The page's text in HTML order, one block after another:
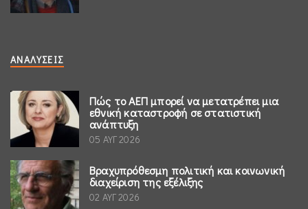
ΑΝΑΛΎΣΕΙΣ
Πώς το ΑΕΠ μπορεί να μετατρέπει μια
εθνική καταστροφή σε στατιστική
ανάπτυξη
05 ΑΥΓ 2026
Βραχυπρόθεσμη πολιτική και κοινωνική
διαχείριση της εξέλιξης
02 ΑΥΓ 2026